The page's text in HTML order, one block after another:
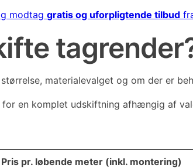
modtag gratis og uforpligtende tilbud
materialevalget og om der er
for en komplet udskiftning afhængig af
Pris pr. løbende meter (inkl. montering)